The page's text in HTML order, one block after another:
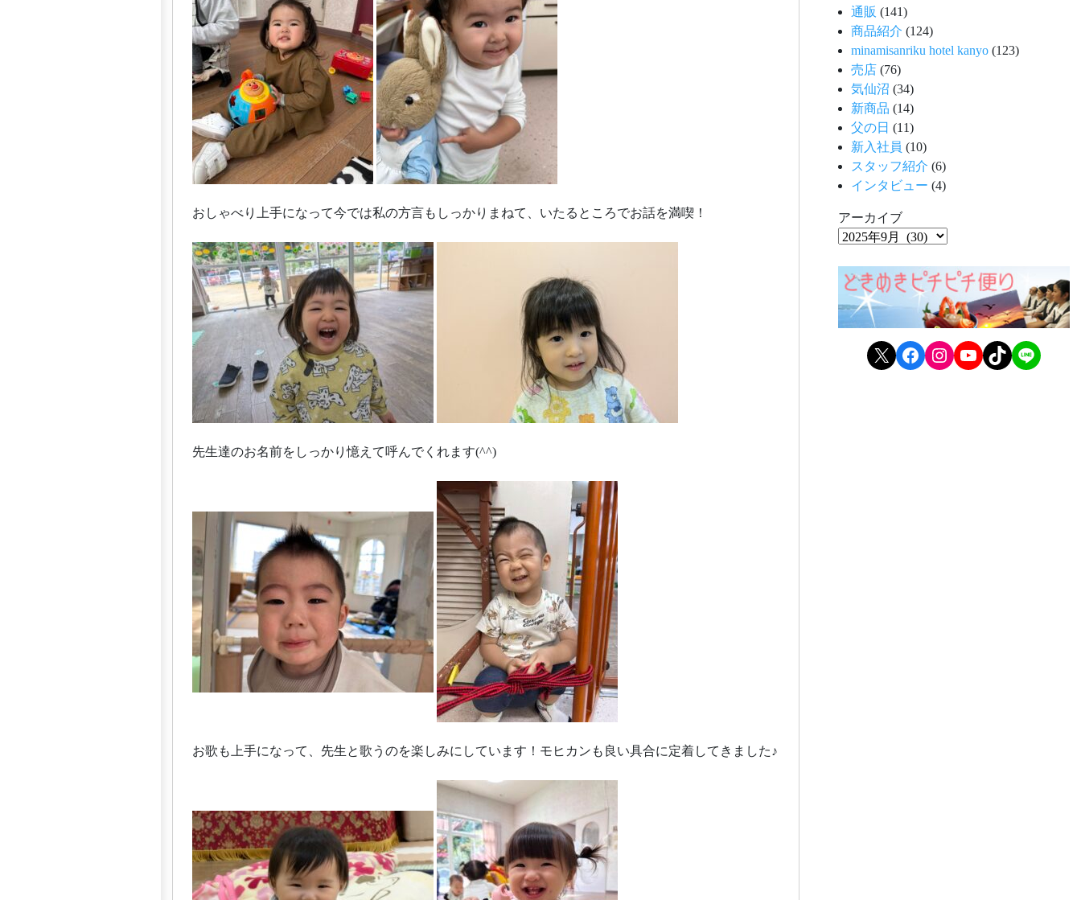
おしゃべり上手になって今では私の方言もしっかりまねて、いたるところでお話を満喫！
先生達のお名前をしっかり憶えて呼んでくれます(^^)
お歌も上手になって、先生と歌うのを楽しみにしています！モヒカンも良い具合に定着してきました♪
通販 (141)
商品紹介 (124)
minamisanriku hotel kanyo (123)
売店 (76)
気仙沼 (34)
新商品 (14)
父の日 (11)
新入社員 (10)
スタッフ紹介 (6)
インタビュー (4)
アーカイブ
X Facebook Instagram YouTube TikTok LINE